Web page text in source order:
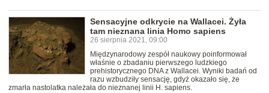
Sensacyjne odkrycie na Wallacei. Żyła
tam nieznana linia Homo sapiens
26 sierpnia 2021, 09:00
Międzynarodowy zespół naukowy poinformował
właśnie o zbadaniu pierwszego ludzkiego
prehistorycznego DNA z Wallacei. Wyniki badań od
razu wzbudziły sensację, gdyż okazało się, że
zmarła nastolatka należała do nieznanej linii H. sapiens.